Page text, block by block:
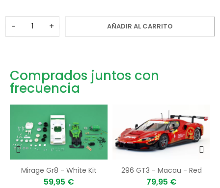
− + AÑADIR AL CARRITO
Comprados juntos con
frecuencia
Mirage Gr8 - White Kit
59,95 €
296 GT3 - Macau - Red
79,95 €